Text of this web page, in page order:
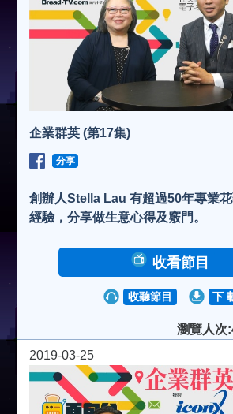
企業群英 (第17集)
分享
創辦人Stella Lau 有超過50年專業
經驗，分享做生意心得及竅門。
收看節目
收聽節目 下
瀏覽人次
2019-03-25